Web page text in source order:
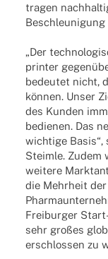
tragen
Beschleu­ni­gung
„Der
prin­ter
bedeu­tet nicht,
können. Unser
des Kunden
bedie­nen. Das
wich­tige Basis“,
Steimle. Zudem
weitere
die Mehr­heit
Frei­bur­ger
sehr großes
erschlos­sen zu